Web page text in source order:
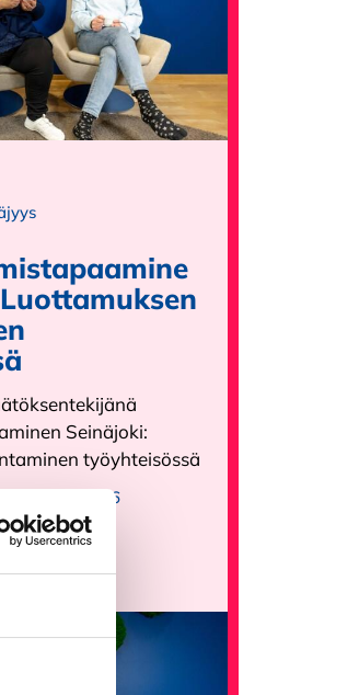
Seinäjoki:
työyhteisössä
- 1.9.2026